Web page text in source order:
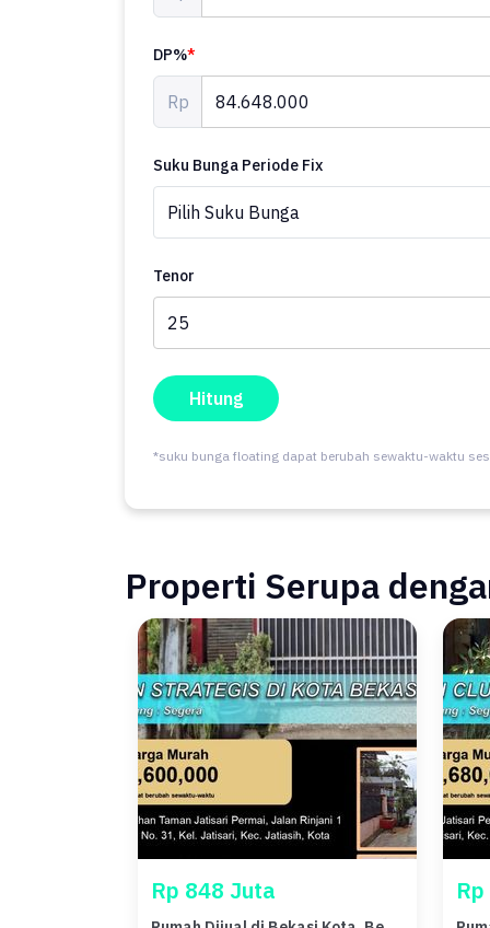
Lokasi Strategis terletak di Bekasi Kota, properti ini
unggulan.
Harga yang sangat kompetitif yaitu, Rp. 846.480.000,
Nikmati segala kemudahan dan berbagai
DP%*
Rp
Suku Bunga Periode Fix
Tenor
Hitung
*suku bunga floating dapat berubah sewaktu-waktu
Properti Serupa
Rp 848 Juta